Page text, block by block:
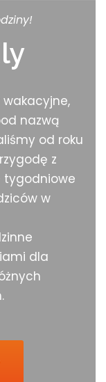
nazwą
od roku
z
tygodniowe
w
dla